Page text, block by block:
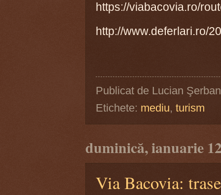
https://viabacovia.ro/
http://www.deferlari.ro/
Publicat de Lucian Şerban
Etichete: mediu, turism
duminică, ianuarie
Via Bacovia: